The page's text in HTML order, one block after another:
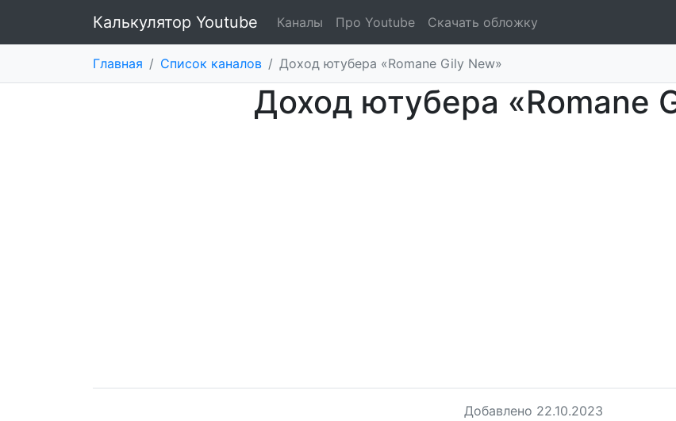
Калькулятор Youtube Каналы Про Youtube Скачать обложку
Главная / Список каналов / Доход ютубера «Romane Gily New»
Доход ютубера «Romane
Добавлено 22.10.2023